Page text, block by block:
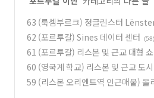
63 (룩셈부르크) 정글린스터
제 학교
(62)
62 (포르투갈) Sines 데이터 센터 (58)
61 (포르투갈) 리스본 및 근교 대형
4)
60 (영국계 학교) 리스본 및 근교 도
교 진출 (예정)
(84)
59 (리스본 오리엔트역 인근매물) 올